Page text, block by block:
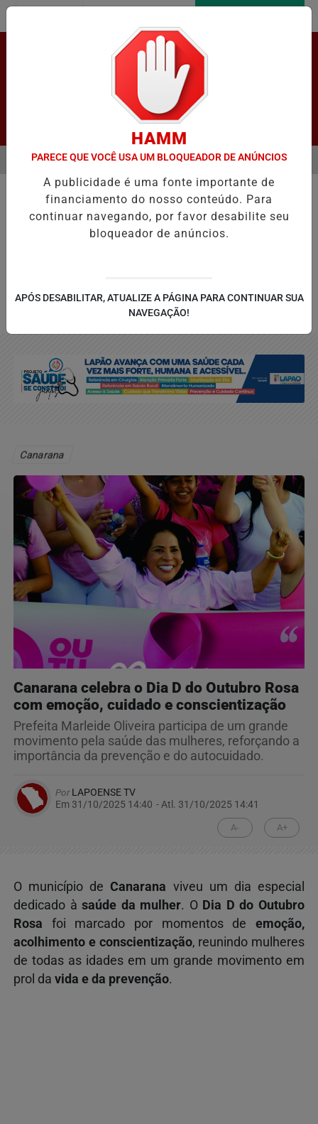
Pesquisar Notícia
20 ANOS NO COMBATE À VIOLÊNCIA DOMÉSTICA, MAS ALTA
EM ALTA
MENU
Canarana
Canarana celebra o Dia D do Outubro Rosa
com emoção, cuidado e conscientização
Prefeita Marleide Oliveira participa de um grande
movimento pela saúde das mulheres, reforçando a
importância da prevenção e do autocuidado.
PorLAPOENSE TV
Em 31/10/2025 14:40 - Atl. 31/10/2025 14:41
A- A+
O município deCanarana viveu um dia especial
dedicado àsaúde da mulher. O Dia D do Outubro
Rosa foi marcado por momentos de emoção,
acolhimento e conscientização, reunindo mulheres
de todas as idades em um grande movimento em
prol da vida e da prevenção.
HAMM
PARECE QUE VOCÊ USA UM BLOQUEADOR DE ANÚNCIOS
A publicidade é uma fonte importante de
financiamento do nosso conteúdo. Para
continuar navegando, por favor desabilite seu
bloqueador de anúncios.
APÓS DESABILITAR, ATUALIZE A PÁGINA PARA CONTINUAR SUA
NAVEGAÇÃO!